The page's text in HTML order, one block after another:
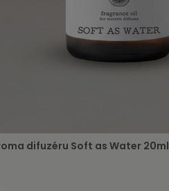
difuzéru Soft as Water 20ml